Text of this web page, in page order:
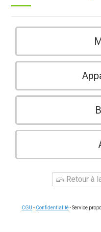
Retour à
CGU - Confidentialité- Service